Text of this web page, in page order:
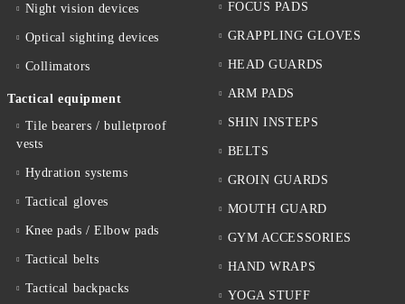
Night vision devices
Optical sighting devices
Collimators
Tactical equipment
Tile bearers / bulletproof
vests
Hydration systems
Tactical gloves
Knee pads / Elbow pads
Tactical belts
Tactical backpacks
FOCUS PADS
GRAPPLING GLOVES
HEAD GUARDS
ARM PADS
SHIN INSTEPS
BELTS
GROIN GUARDS
MOUTH GUARD
GYM ACCESSORIES
HAND WRAPS
YOGA STUFF